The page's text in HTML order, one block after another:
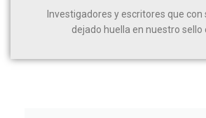
Investigadores y escritores que con
dejado huella en nuestro sello